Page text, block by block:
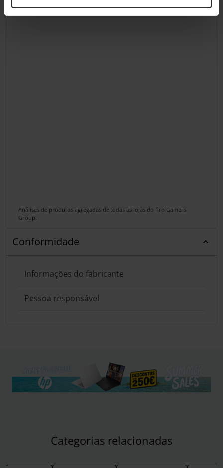
Análises de produtos agregadas de todas as lojas do Pro Gamers
Group.
Conformidade
Informações do fabricante
Pessoa responsável
Categorias relacionadas